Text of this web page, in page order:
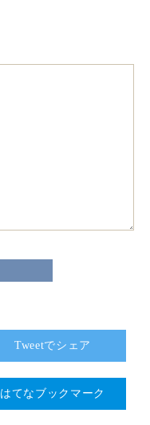
Tweetでシェア
はてなブックマーク